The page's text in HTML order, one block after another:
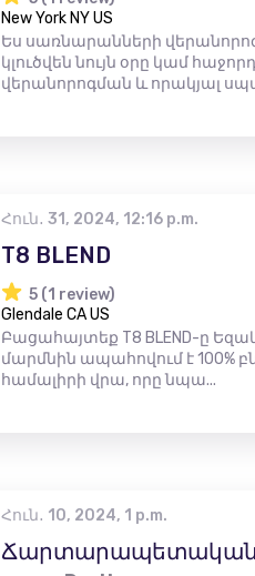
New York NY US
Ես սառնարանների
կլուծվեն նույն օրը կամ
վերանորոգման և որակյալ
Հուն․ 31, 2024, 12:16 p.m.
T8 BLEND
5 (1 review)
Glendale CA US
Բացահայտեք T8 BLEND-ը
մարմնին ապահովում է 100%
համալիրի վրա, որը նպա...
Հուն․ 10, 2024, 1 p.m.
Ճարտարապետական